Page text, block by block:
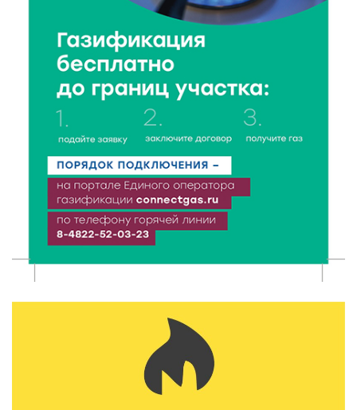
242
Голубев проверил школы и детсады Зубцова к 1
сентября
6 Авг 2026 15:01 129
От Твери до Москвы: выставка художника
Владимира Васильева о героях СВО проходит в РГБ
6 Авг 2026 14:55 119
В Твери создали соединения для кормовых
добавок, повышающие продуктивность
сельхозживотных
Мультфильм своими руками: в Твери дети сняли
ленту по мотивам басни «Карась»
Виталий Королев: Тверская область станет